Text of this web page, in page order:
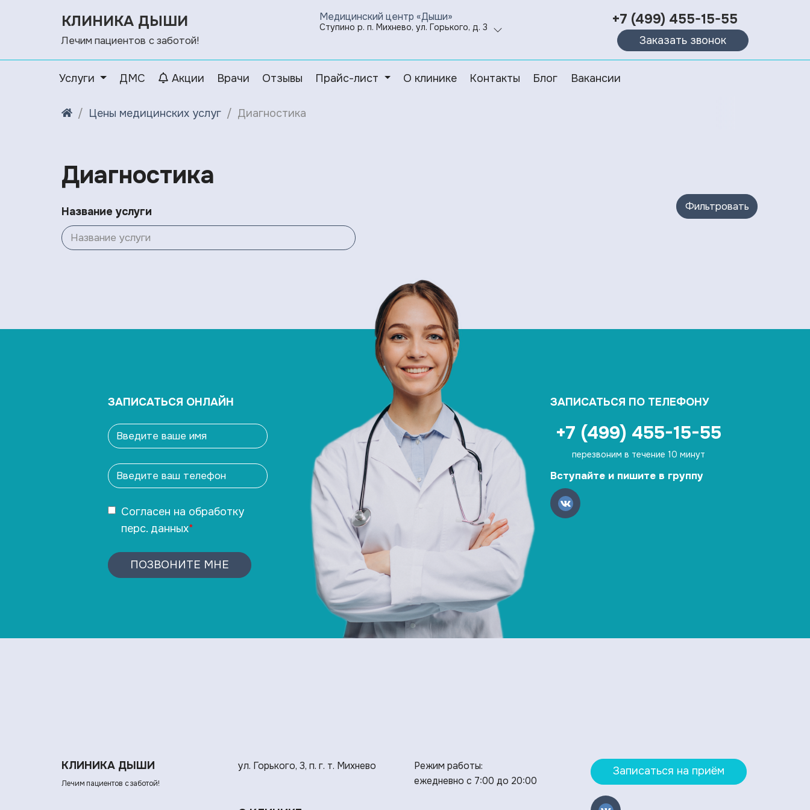
КЛИНИКА ДЫШИ
Лечим пациентов с заботой!
Медицинский центр «Дыши»
Ступино р. п. Михнево, ул. Горького, д. 3 +7 (499) 455-15-55
Заказать звонок
Услуги ДМС Акции Врачи Отзывы Прайс-лист О клинике Контакты Блог Вакансии
Цены медицинских услуг Диагностика
Диагностика
Название услуги Фильтровать
ЗАПИСАТЬСЯ ОНЛАЙН
Согласен на обработку
перс. данных*
ПОЗВОНИТЕ МНЕ
ЗАПИСАТЬСЯ ПО ТЕЛЕФОНУ
+7 (499) 455-15-55
перезвоним в течение 10 минут
Вступайте и пишите в группу
КЛИНИКА ДЫШИ
Лечим пациентов с заботой!
ул. Горького, 3, п. г. т. Михнево
Режим работы:
ежедневно с 7:00 до 20:00
Записаться на приём